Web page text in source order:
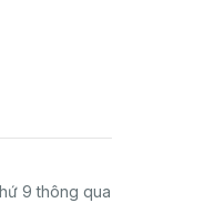
9 thông qua